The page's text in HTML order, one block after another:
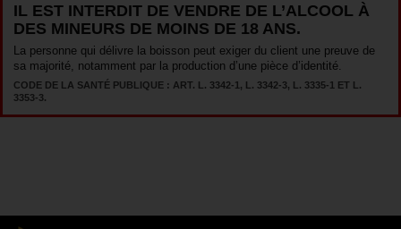
IL EST INTERDIT DE VENDRE DE L’ALCOOL À
DES MINEURS DE MOINS DE 18 ANS.
La personne qui délivre la boisson peut exiger du client une preuve de
sa majorité, notamment par la production d’une pièce d’identité.
CODE DE LA SANTÉ PUBLIQUE : ART. L. 3342-1, L. 3342-3, L. 3335-1 ET L.
3353-3.